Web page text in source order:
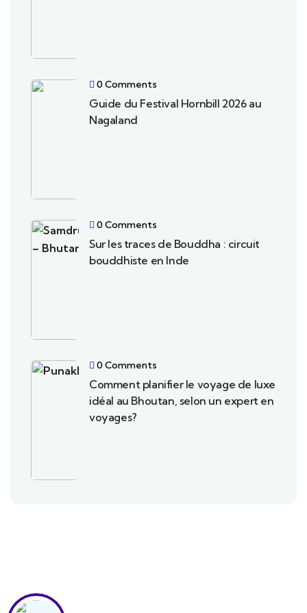
0 Comments
Guide du Festival Hornbill 2026 au
Nagaland
0 Comments
Sur les traces de Bouddha : circuit
bouddhiste en Inde
0 Comments
Comment planifier le voyage de luxe
idéal au Bhoutan, selon un expert en
voyages?